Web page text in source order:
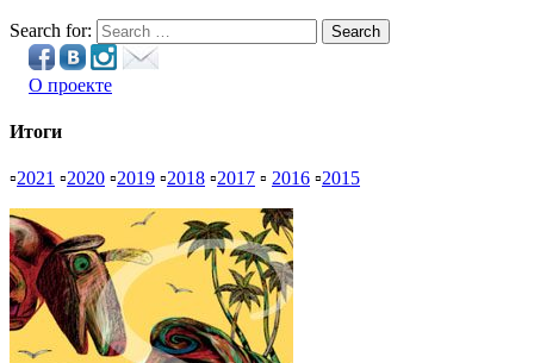
Search for: Search
О проекте
Итоги
▫2021 ▫2020 ▫2019 ▫2018 ▫2017 ▫ 2016 ▫2015